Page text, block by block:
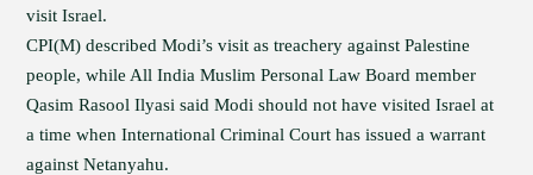
visit Israel.
CPI(M) described Modi’s visit as treachery against Palestine
people, while All India Muslim Personal Law Board member
Qasim Rasool Ilyasi said Modi should not have visited Israel at
a time when International Criminal Court has issued a warrant
against Netanyahu.